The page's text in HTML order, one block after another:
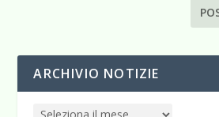
ARCHIVIO NOTIZIE